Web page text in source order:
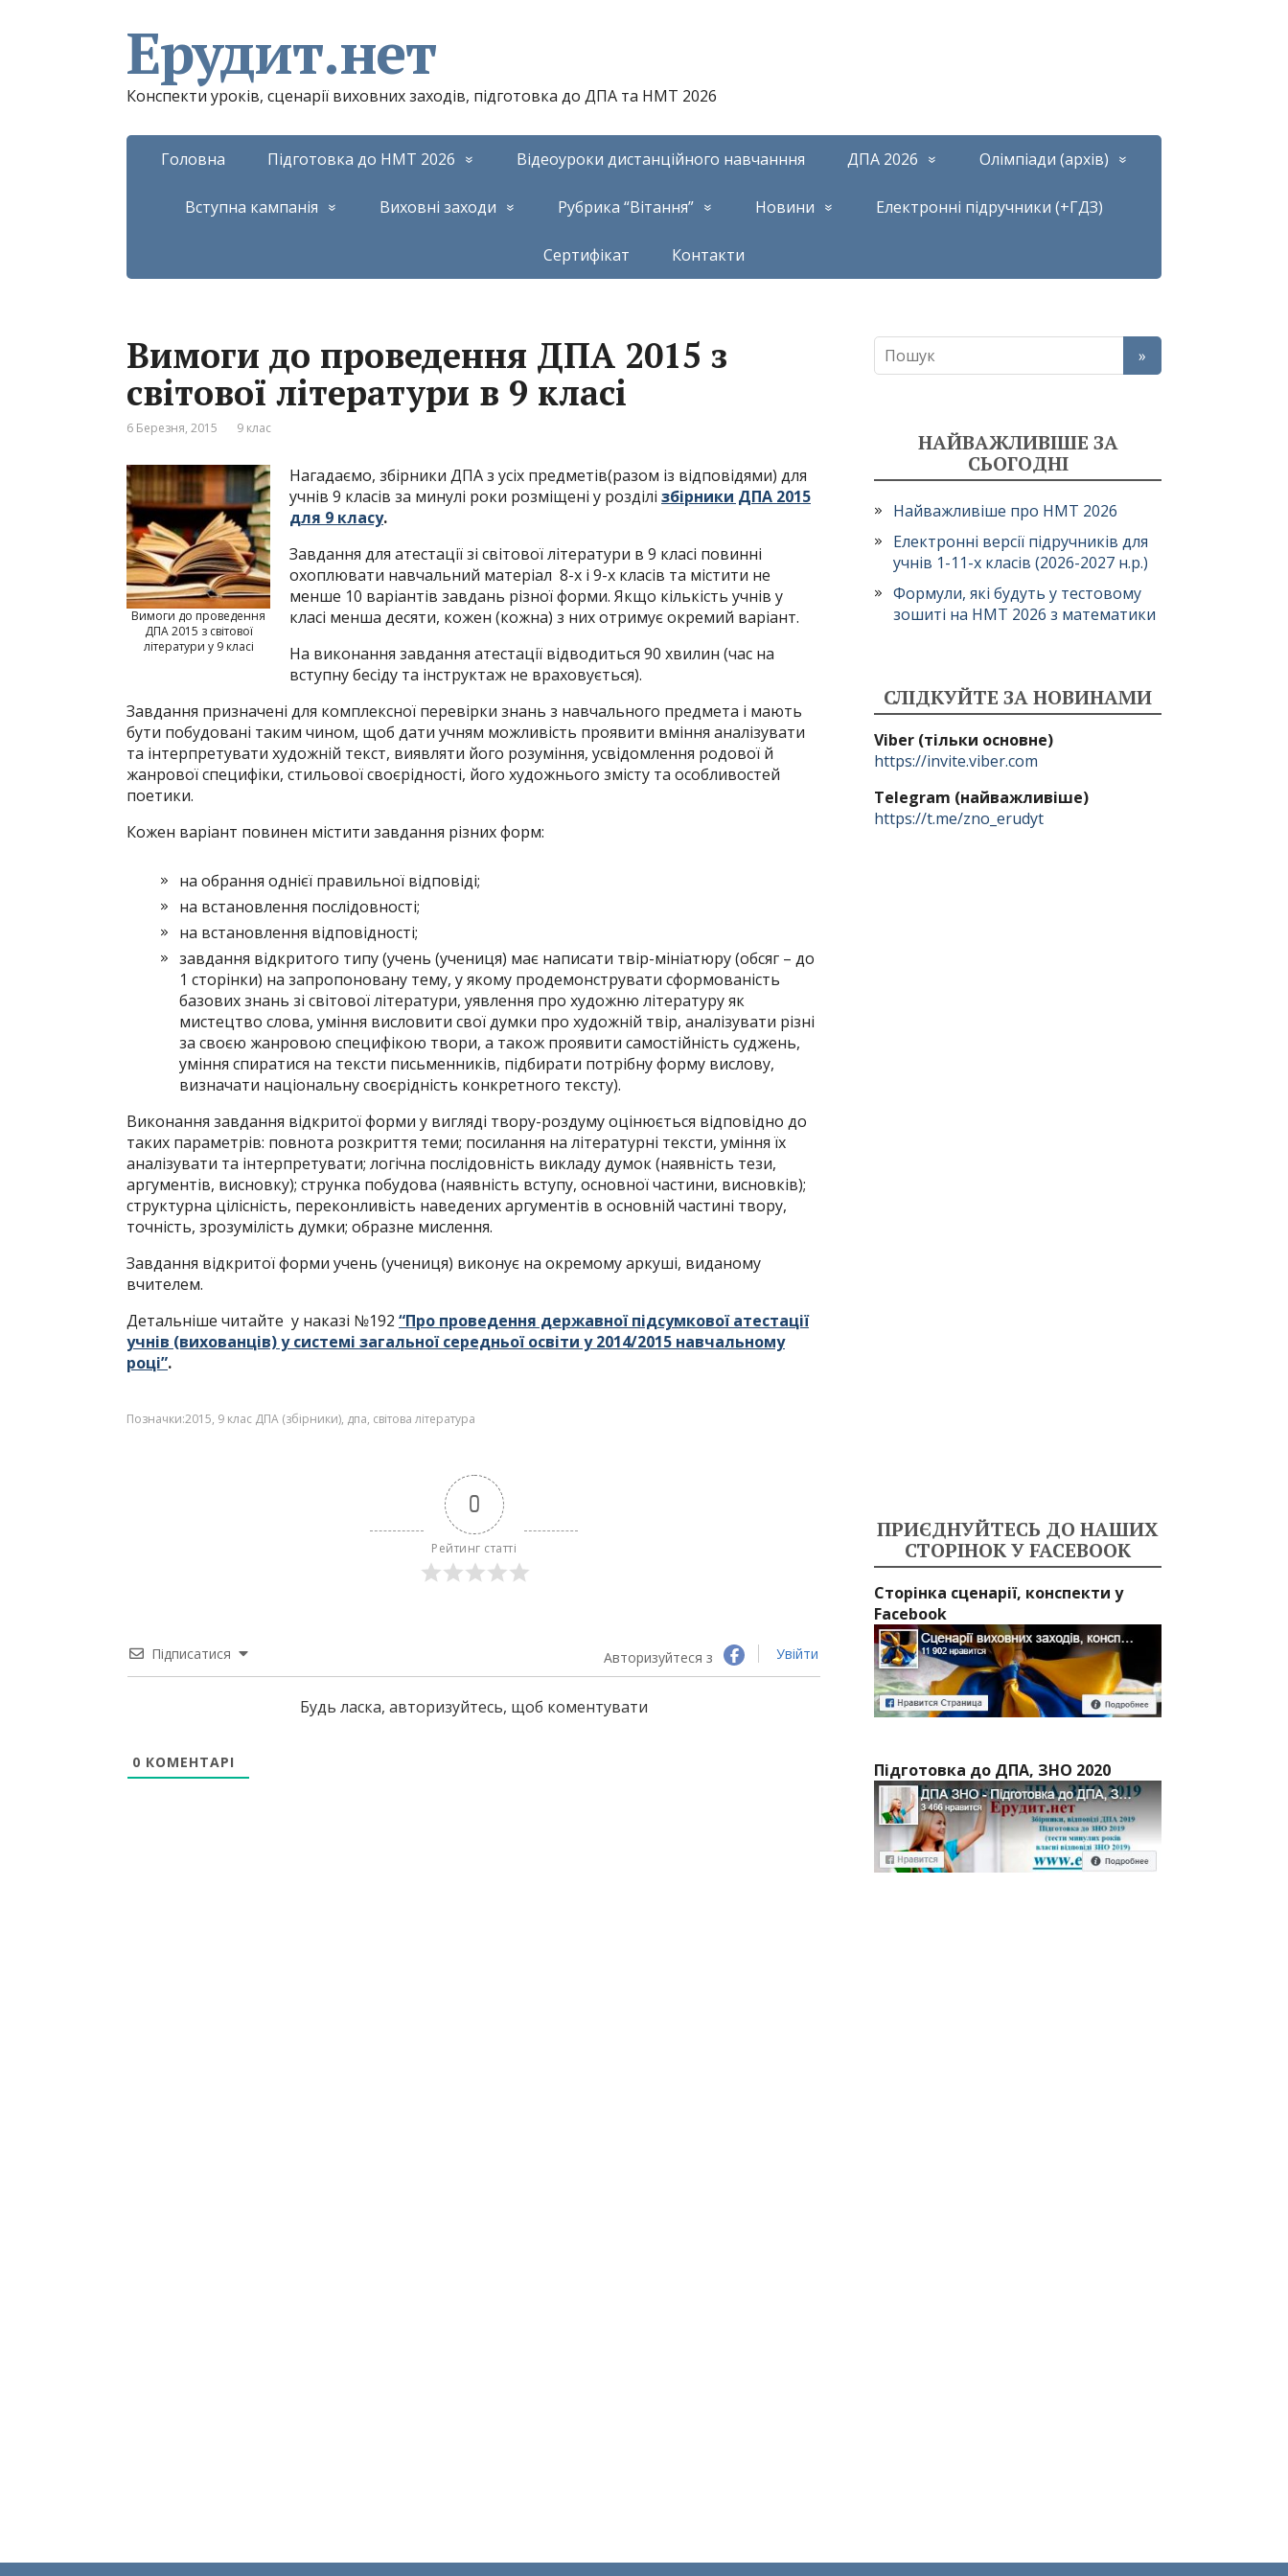
Ерудит.нет
Конспекти уроків, сценарії виховних заходів, підготовка до ДПА та НМТ 2026
Головна Підготовка до НМТ 2026 Відеоуроки дистанційного навчанння ДПА 2026 Олімпіади (архів)
Вступна кампанія Виховні заходи Рубрика “Вітання” Новини Електронні підручники (+ГДЗ)
Сертифікат Контакти
Вимоги до проведення ДПА 2015 з
світової літератури в 9 класі
6 Березня, 2015 9 клас
Вимоги до проведення
ДПА 2015 з світової
літератури у 9 класі
Нагадаємо, збірники ДПА з усіх предметів(разом із відповідями) для
учнів 9 класів за минулі роки розміщені у розділі збірники ДПА 2015
для 9 класу.
Завдання для атестації зі світової літератури в 9 класі повинні
охоплювати навчальний матеріал 8-х і 9-х класів та містити не
менше 10 варіантів завдань різної форми. Якщо кількість учнів у
класі менша десяти, кожен (кожна) з них отримує окремий варіант.
На виконання завдання атестації відводиться 90 хвилин (час на
вступну бесіду та інструктаж не враховується).
Завдання призначені для комплексної перевірки знань з навчального предмета і мають
бути побу­довані таким чином, щоб дати учням можливість проявити вміння аналізувати
та інтерпретувати художній текст, виявляти його розуміння, усвідомлення родової й
жанрової специфіки, стильової своєрідності, його художнього змісту та особливостей
поетики.
Кожен варіант повинен містити завдання різних форм:
на обрання однієї правильної відповіді;
на встановлення послідовності;
на встановлення відповідності;
завдання відкритого типу (учень (учениця) має написати твір-мініатюру (обсяг – до
1 сторінки) на запропоновану тему, у якому продемонструвати сформованість
базових знань зі світової літератури, уявлення про художню літературу як
мистецтво слова, уміння висловити свої думки про художній твір, аналізувати різні
за своєю жанровою специфікою твори, а також проявити самостійність суджень,
уміння спиратися на тексти письменників, підбирати потрібну форму вислову,
визначати національну своєрідність конкретного тексту).
Виконання завдання відкритої форми у вигляді твору-роздуму оцінюється відповідно до
таких параметрів: повнота розкриття теми; посилання на літературні тексти, уміння їх
аналізувати та інтерпретувати; логічна послідовність викладу думок (наявність тези,
аргументів, висновку); струнка побудова (наявність вступу, основної частини, висновків);
структурна цілісність, переконливість наведених аргументів в основній частині твору,
точність, зрозумілість думки; образне мислення.
Завдання відкритої форми учень (учениця) виконує на окремому аркуші, виданому
вчителем.
Детальніше читайте у наказі №192 “Про проведення державної підсумкової атестації
учнів (вихованців) у системі загальної середньої освіти у 2014/2015 навчальному
році”.
Позначки:2015, 9 клас ДПА (збірники), дпа, світова література
0
Рейтинг статті
Підписатися Авторизуйтеся з Увійти
Будь ласка, авторизуйтесь, щоб коментувати
0 КОМЕНТАРІ
НАЙВАЖЛИВІШЕ ЗА
СЬОГОДНІ
Найважливіше про НМТ 2026
Електронні версії підручників для
учнів 1-11-х класів (2026-2027 н.р.)
Формули, які будуть у тестовому
зошиті на НМТ 2026 з математики
СЛІДКУЙТЕ ЗА НОВИНАМИ
Viber (тільки основне)
https://invite.viber.com
Telegram (найважливіше)
https://t.me/zno_erudyt
ПРИЄДНУЙТЕСЬ ДО НАШИХ
СТОРІНОК У FACEBOOK
Сторінка сценарії, конспекти у
Facebook
Підготовка до ДПА, ЗНО 2020